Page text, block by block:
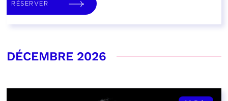
RÉSERVER
DÉCEMBRE 2026